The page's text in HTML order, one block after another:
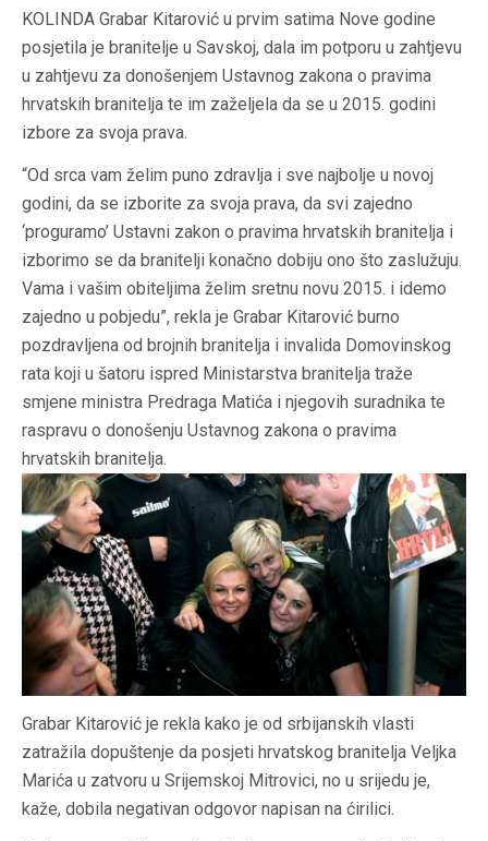
KOLINDA Grabar Kitarović u prvim satima Nove godine
posjetila je branitelje u Savskoj, dala im potporu u zahtjevu
u zahtjevu za donošenjem Ustavnog zakona o pravima
hrvatskih branitelja te im zaželjela da se u 2015. godini
izbore za svoja prava.
“Od srca vam želim puno zdravlja i sve najbolje u novoj
godini, da se izborite za svoja prava, da svi zajedno
‘proguramo’ Ustavni zakon o pravima hrvatskih branitelja i
izborimo se da branitelji konačno dobiju ono što zaslužuju.
Vama i vašim obiteljima želim sretnu novu 2015. i idemo
zajedno u pobjedu”, rekla je Grabar Kitarović burno
pozdravljena od brojnih branitelja i invalida Domovinskog
rata koji u šatoru ispred Ministarstva branitelja traže
smjene ministra Predraga Matića i njegovih suradnika te
raspravu o donošenju Ustavnog zakona o pravima
hrvatskih branitelja.
Grabar Kitarović je rekla kako je od srbijanskih vlasti
zatražila dopuštenje da posjeti hrvatskog branitelja Veljka
Marića u zatvoru u Srijemskoj Mitrovici, no u srijedu je,
kaže, dobila negativan odgovor napisan na ćirilici.